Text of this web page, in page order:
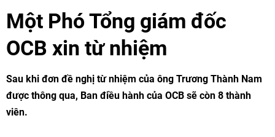
Một Phó Tổng giám đốc
OCB xin từ nhiệm
Sau khi đơn đề nghị từ nhiệm của ông Trương Thành Nam
được thông qua, Ban điều hành của OCB sẽ còn 8 thành
viên.